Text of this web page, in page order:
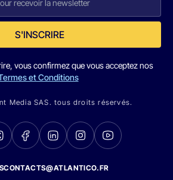
S'INSCRIRE
vous confirmez que vous acceptez nos
et Conditions
Media SAS. tous droits réservés.